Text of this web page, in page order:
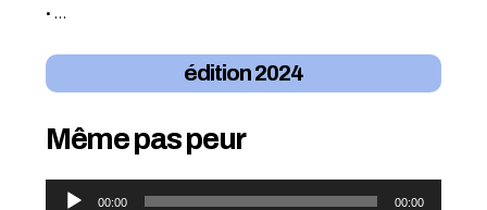
• …
édition 2024
Même pas peur
Lecteur
00:00 00:00